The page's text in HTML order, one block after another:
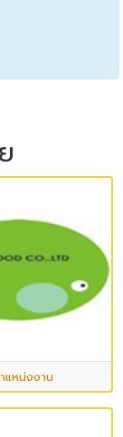
แหน่งงาน